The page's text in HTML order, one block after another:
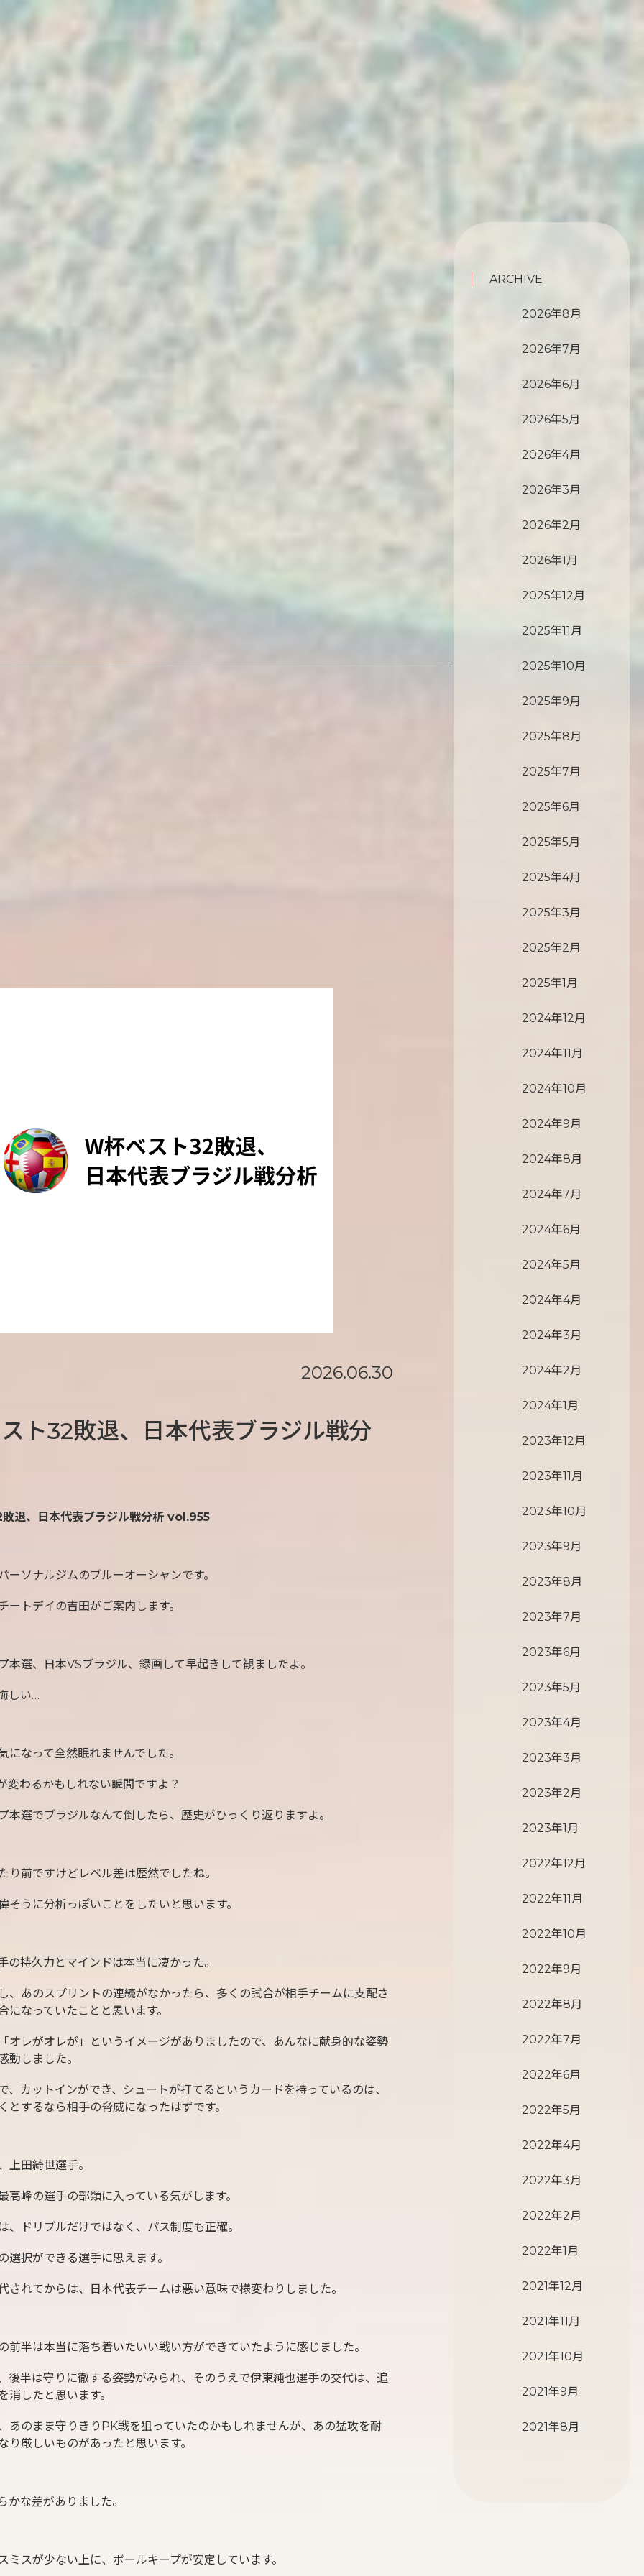
2026.06.30
ト32敗退、日本代表ブラジル戦分
退、日本代表ブラジル戦分析 vol.955
ーソナルジムのブルーオーシャンです。
ートデイの吉田がご案内します。
本選、日本VSブラジル、録画して早起きして観ましたよ。
しい…
になって全然眠れませんでした。
変わるかもしれない瞬間ですよ？
本選でブラジルなんて倒したら、歴史がひっくり返りますよ。
り前ですけどレベル差は歴然でしたね。
そうに分析っぽいことをしたいと思います。
の持久力とマインドは本当に凄かった。
、あのスプリントの連続がなかったら、多くの試合が相手チームに支配さ
になっていたことと思います。
オレがオレが」というイメージがありましたので、あんなに献身的な姿勢
動しました。
、カットインができ、シュートが打てるというカードを持っているのは、
とするなら相手の脅威になったはずです。
上田綺世選手。
高峰の選手の部類に入っている気がします。
、ドリブルだけではなく、パス制度も正確。
選択ができる選手に思えます。
されてからは、日本代表チームは悪い意味で様変わりしました。
前半は本当に落ち着いたいい戦い方ができていたように感じました。
後半は守りに徹する姿勢がみられ、そのうえで伊東純也選手の交代は、追
消したと思います。
あのまま守りきりPK戦を狙っていたのかもしれませんが、あの猛攻を耐
り厳しいものがあったと思います。
かな差がありました。
ミスが少ない上に、ボールキープが安定しています。
ARCHIVE
2026年8月
2026年7月
2026年6月
2026年5月
2026年4月
2026年3月
2026年2月
2026年1月
2025年12月
2025年11月
2025年10月
2025年9月
2025年8月
2025年7月
2025年6月
2025年5月
2025年4月
2025年3月
2025年2月
2025年1月
2024年12月
2024年11月
2024年10月
2024年9月
2024年8月
2024年7月
2024年6月
2024年5月
2024年4月
2024年3月
2024年2月
2024年1月
2023年12月
2023年11月
2023年10月
2023年9月
2023年8月
2023年7月
2023年6月
2023年5月
2023年4月
2023年3月
2023年2月
2023年1月
2022年12月
2022年11月
2022年10月
2022年9月
2022年8月
2022年7月
2022年6月
2022年5月
2022年4月
2022年3月
2022年2月
2022年1月
2021年12月
2021年11月
2021年10月
2021年9月
2021年8月